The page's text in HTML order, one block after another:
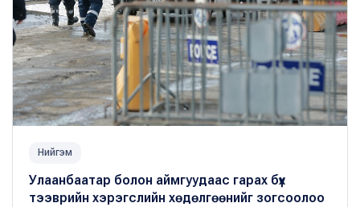
Нийгэм
Улаанбаатар болон аймгуудаас гарах бүх
тээврийн хэрэгслийн хөдөлгөөнийг зогсоолоо